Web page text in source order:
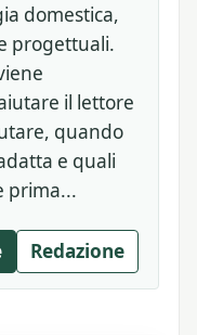
domestica,
progettuali.
il lettore
quando
e quali
prima...
Redazione